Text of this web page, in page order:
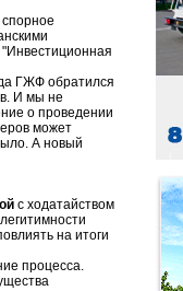
спорное
ГЖФ обратился
И мы не
о проведении
может
А новый
с ходатайством
на итоги
процесса.